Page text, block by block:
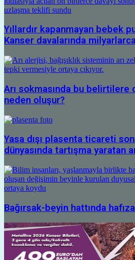
Yıllardır kapanmayan bebek
Kanser davalarında
Arı sokmasında bu belirtilere
neden oluşur?
Yasa dışı plasenta ticareti
dünyasında tartışma yaratan
Bağırsak-beyin hattında